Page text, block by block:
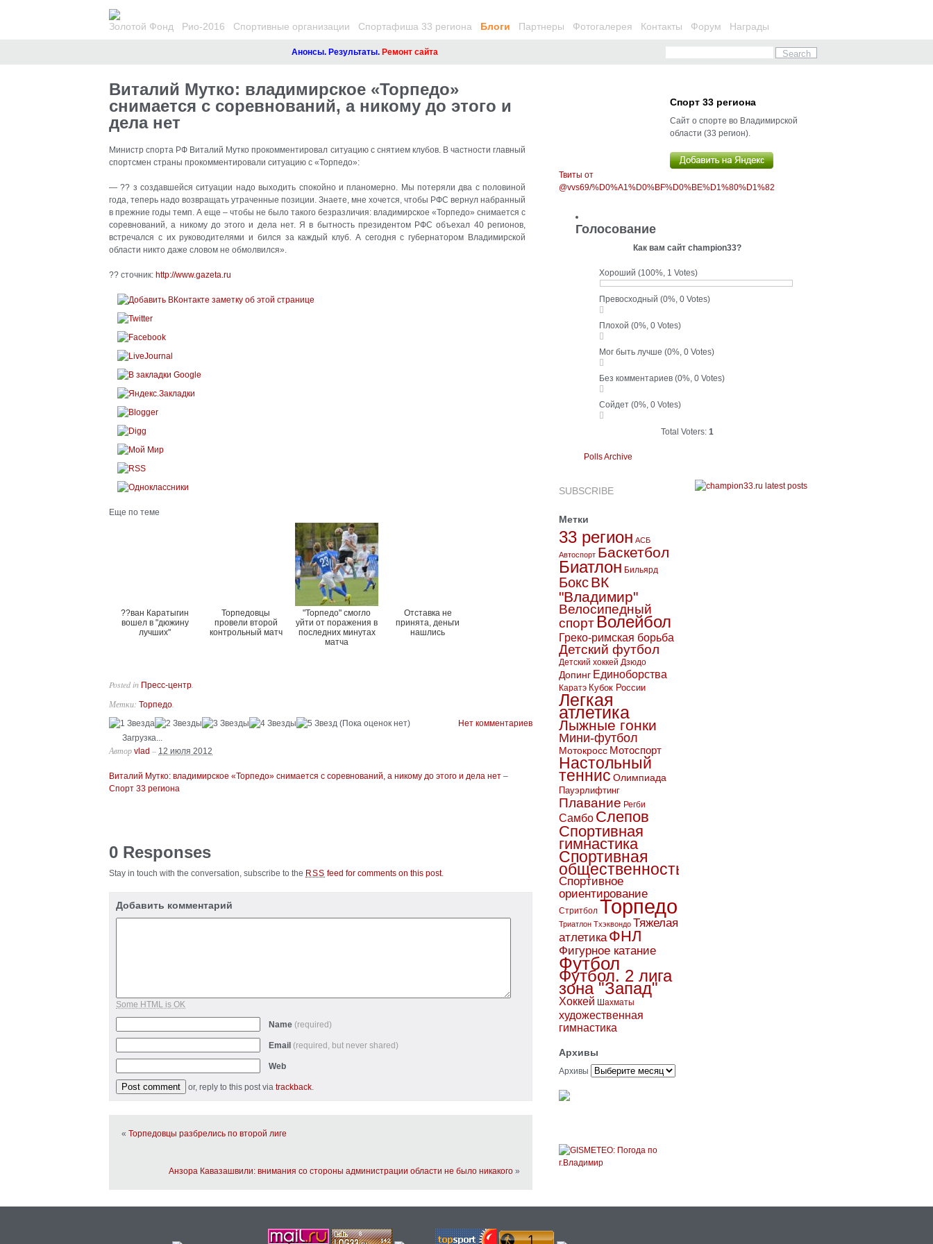
Золотой Фонд Рио-2016 Спортивные организации Спортафиша 33 региона Блоги Партнеры Фотогалерея Контакты Форум Награды
Анонсы. Результаты.Ремонт сайта
Виталий Мутко: владимирское «Торпедо»
снимается с соревнований, а никому до этого и
дела нет
Министр спорта РФ Виталий Мутко прокомментировал ситуацию с снятием клубов. В частности главный
спортсмен страны прокомментировали ситуацию с «Торпедо»:
— ?? з создавшейся ситуации надо выходить спокойно и планомерно. Мы потеряли два с половиной
года, теперь надо возвращать утраченные позиции. Знаете, мне хочется, чтобы РФС вернул набранный
в прежние годы темп. А еще – чтобы не было такого безразличия: владимирское «Торпедо» снимается с
соревнований, а никому до этого и дела нет. Я в бытность президентом РФС объехал 40 регионов,
встречался с их руководителями и бился за каждый клуб. А сегодня с губернатором Владимирской
области никто даже словом не обмолвился».
?? сточник: http://www.gazeta.ru
Еще по теме
??ван Каратыгин
вошел в "дюжину
лучших"
Торпедовцы
провели второй
контрольный матч
"Торпедо" смогло
уйти от поражения в
последних минутах
матча
Отставка не
принята, деньги
нашлись
Posted in Пресс-центр
Метки: Торпедо
Нет комментариев
(Пока оценок нет)
Загрузка...
Автор vlad – 12 июля 2012
Виталий Мутко: владимирское «Торпедо» снимается с соревнований, а никому до этого и дела нет –
Спорт 33 региона
0 Responses
Stay in touch with the conversation, subscribe to the RSS feed for comments on this post.
Добавить комментарий
Some HTML is OK
Name (required)
Email (required, but never shared)
Web
or, reply to this post via trackback.
« Торпедовцы разбрелись по второй лиге
Анзора Кавазашвили: внимания со стороны администрации области не было никакого »
Спорт 33 региона
Сайт о спорте во Владимирской
области (33 регион).
Твиты от
@vvs69/%D0%A1%D0%BF%D0%BE%D1%80%D1%82
Голосование
Как вам сайт champion33?
Хороший (100%, 1 Votes)
Превосходный (0%, 0 Votes)
Плохой (0%, 0 Votes)
Мог быть лучше (0%, 0 Votes)
Без комментариев (0%, 0 Votes)
Сойдет (0%, 0 Votes)
Total Voters: 1
Polls Archive
SUBSCRIBE
Метки
33 регион АСБ
Автоспорт Баскетбол
Биатлон Бильярд
БоксВК
"Владимир"
Велосипедный
спорт Волейбол
Греко-римская борьба
Детский футбол
Детский хоккей Дзюдо
Допинг Единоборства
Каратэ Кубок России
Легкая
атлетика
Лыжные гонки
Мини-футбол
Мотокросс Мотоспорт
Настольный
теннис Олимпиада
Пауэрлифтинг
Плавание Регби
Самбо Слепов
Спортивная
гимнастика
Спортивная
общественность
Спортивное
ориентирование
Стритбол Торпедо
Триатлон Тхэквондо Тяжелая
атлетика ФНЛ
Фигурное катание
Футбол
Футбол. 2 лига
зона "Запад"
Хоккей Шахматы
художественная
гимнастика
Архивы
Архивы